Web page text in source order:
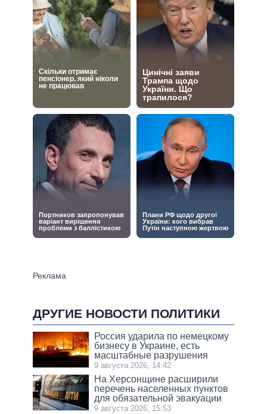
ДРУГИЕ НОВОСТИ ПОЛИТИКИ
Россия ударила по немецкому
бизнесу в Украине, есть
масштабные разрушения
9 августа 2026, 14:42
На Херсонщине расширили
перечень населенных пунктов
для обязательной эвакуации
9 августа 2026, 15:53